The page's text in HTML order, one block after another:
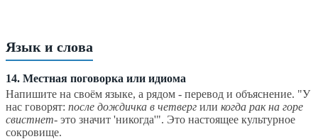
Язык и слова
14. Местная поговорка или идиома
Напишите на своём языке, а рядом - перевод и объяснение. "У
нас говорят: после дождичка в четверг или когда рак на горе
свистнет- это значит 'никогда'". Это настоящее культурное
сокровище.